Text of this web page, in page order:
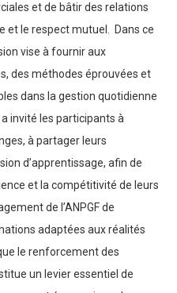
et de bâtir des relations
et le respect mutuel. Dans ce
vise à fournir aux
des méthodes éprouvées et
dans la gestion quotidienne
invité les participants à
à partager leurs
d’apprentissage, afin de
et la compétitivité de leurs
de l’ANPGF de
adaptées aux réalités
le renforcement des
un levier essentiel de